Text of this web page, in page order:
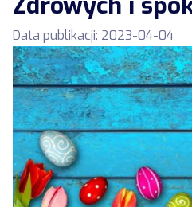
Data publikacji: 2023-04-04